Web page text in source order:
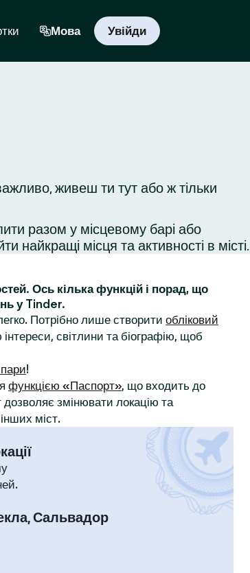
Мова Увійди
живеш ти тут або ж тільки
разом у місцевому барі або
найкращі місця та активності в місті.
Ось кілька функцій і порад, що
у Tinder.
Потрібно лише створити обліковий
світлини та біографію, щоб
!
функцією «Паспорт», що входить до
дозволяє змінювати локацію та
міст.
Сальвадор